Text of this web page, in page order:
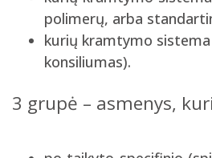
polimerų, arba
kurių kramtymo
konsiliumas).
3 grupė – asmenys,